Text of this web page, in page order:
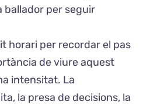
ballador per seguir
horari per recordar el pas
de viure aquest
intensitat. La
la presa de decisions, la